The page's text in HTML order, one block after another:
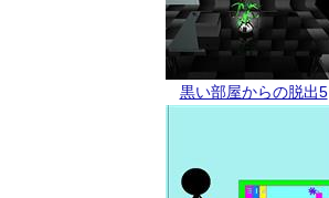
黒い部屋からの脱出5